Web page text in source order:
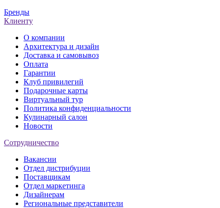
Бренды
Клиенту
О компании
Архитектура и дизайн
Доставка и самовывоз
Оплата
Гарантии
Клуб привилегий
Подарочные карты
Виртуальный тур
Политика конфиденциальности
Кулинарный салон
Новости
Сотрудничество
Вакансии
Отдел дистрибуции
Поставщикам
Отдел маркетинга
Дизайнерам
Региональные представители